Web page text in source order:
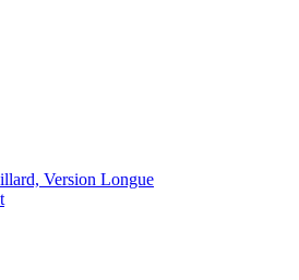
Version Longue